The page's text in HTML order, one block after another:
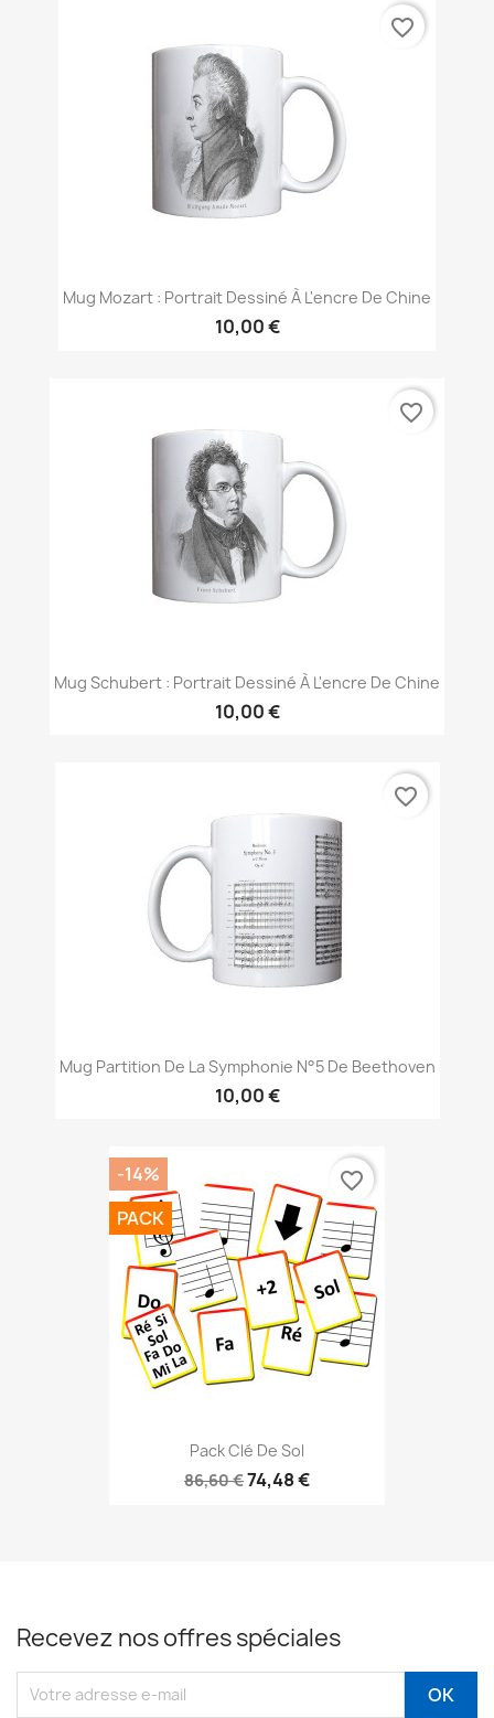
Mug Mozart : Portrait Dessiné À L'encre De Chine
10,00 €
favorite_border
Mug Schubert : Portrait Dessiné À L'encre De Chine
10,00 €
favorite_border
Mug Partition De La Symphonie N°5 De Beethoven
10,00 €
favorite_border
Pack Clé De Sol
86,60 €74,48 €
-14%
PACK
favorite_border
Recevez nos offres spéciales